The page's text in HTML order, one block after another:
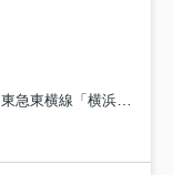
東急東横線「横浜」駅 バス14分 「松本中学校前」 停歩4分